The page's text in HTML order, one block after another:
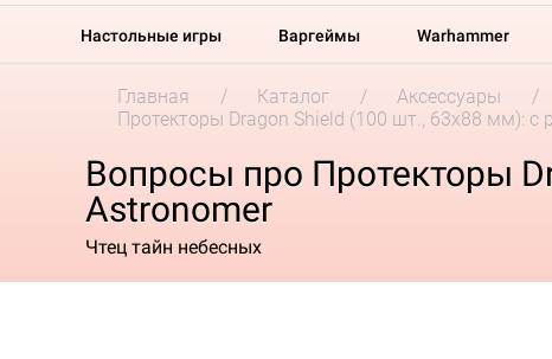
Настольные игры Варгеймы Warhammer
Главная Каталог Аксессуары
Протекторы Dragon Shield (100 шт., 63x88 мм): с
Вопросы про Протекторы
Astronomer
Чтец тайн небесных